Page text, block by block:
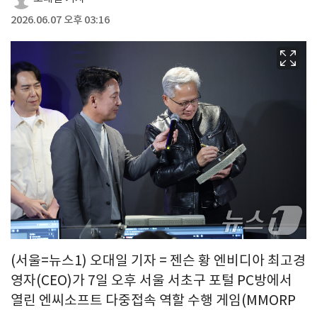
2026.06.07 오후 03:16
(서울=뉴스1) 오대일 기자 = 젠슨 황 엔비디아 최고경
영자(CEO)가 7일 오후 서울 서초구 포털 PC방에서
열린 엔씨소프트 다중접속 역할 수행 게임(MMORP